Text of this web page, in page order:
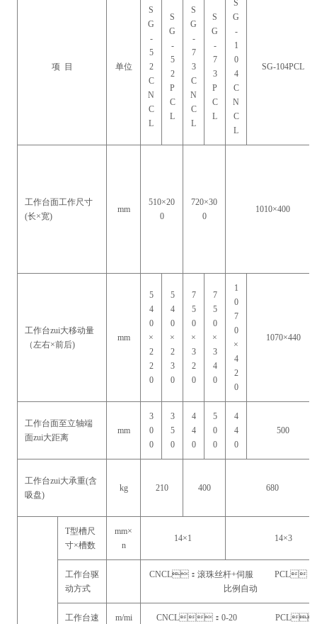
项 目 单位
S
G
-
5
2
C
N
C
L
S
G
-
5
2
P
C
L
S
G
-
7
3
C
N
C
L
S
G
-
7
3
P
C
L
S
G
-
1
0
4
C
N
C
L
SG-104PCL
工作台面工作尺寸
(长×宽)
mm
510×20
0
720×30
0
1010×400
工作台zui大移动量
（左右×前后)
mm
5
4
0
×
2
2
0
5
4
0
×
2
3
0
7
5
0
×
3
2
0
7
5
0
×
3
4
0
1
0
7
0
×
4
2
0
1070×440
工作台面至立轴端
面zui大距离
mm
3
0
0
3
5
0
4
4
0
5
0
0
4
4
0
500
工作台zui大承重(含
吸盘)
kg 210 400 680
T型槽尺
寸×槽数
mm×
n
14×1 14×3
工作台驱
动方式
CNCL：滚珠丝杆+伺服 PCL：
比例自动
工作台速
m/mi
CNCL：0-20